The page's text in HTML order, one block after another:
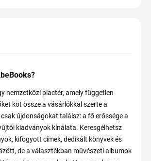
nemzetközi piactér, amely független
köt össze a vásárlókkal szerte a
újdonságokat találsz: a fő erőssége a
kiadványok kínálata. Keresgélhetsz
kifogyott címek, dedikált könyvek és
de a választékban művészeti albumok